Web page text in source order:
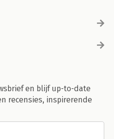
en blijf up-to-date
recensies, inspirerende